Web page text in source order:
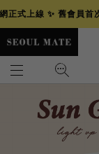
正式上線 ✨ 舊會員